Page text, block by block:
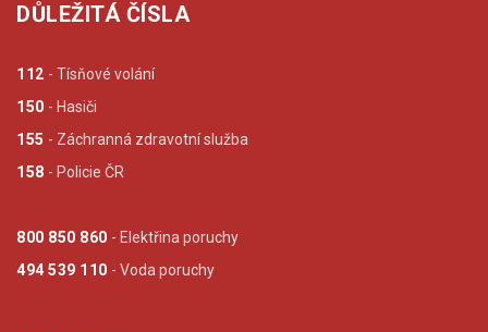
DŮLEŽITÁ ČÍSLA
112 - Tísňové volání
150 - Hasiči
155 - Záchranná zdravotní služba
158 - Policie ČR
800 850 860 - Elektřina poruchy
494 539 110 - Voda poruchy